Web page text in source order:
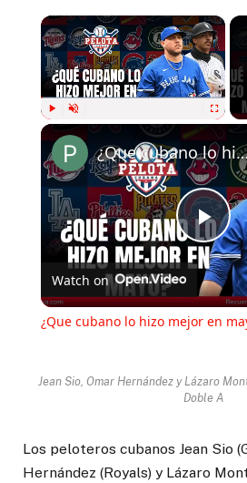
×
¿Que cubano lo hizo
Watch on
¿Que cubano lo hizo mejor en
Jean Sio, Omar Hernández y Lázaro
Doble A
Los peloteros cubanos Jean Sio
Hernández (Royals) y Lázaro